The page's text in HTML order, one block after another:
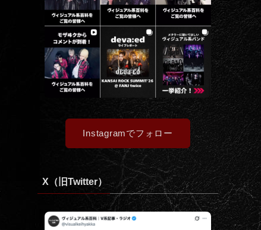
Instagramでフォロー
X（旧Twitter）